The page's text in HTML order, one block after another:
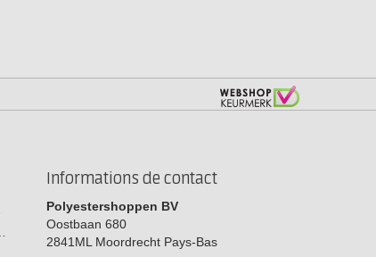
Informations de contact
Polyestershoppen BV
Oostbaan 680
2841ML Moordrecht Pays-Bas